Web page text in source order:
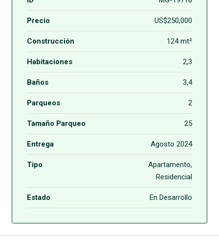
Precio US$250,000
Construcción 124 mt²
Habitaciones 2,3
Baños 3,4
Parqueos 2
Tamaño Parqueo 25
Entrega Agosto 2024
Tipo
Apartamento,
Residencial
Estado En Desarrollo